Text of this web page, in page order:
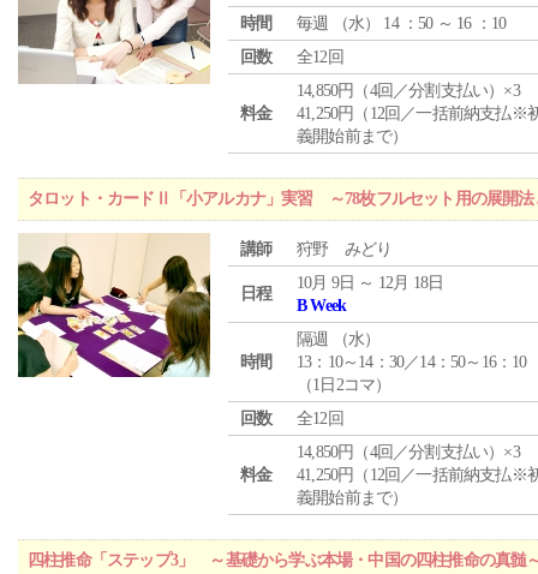
時間
毎週 （水） 14 ：50 ～ 16 ：10
回数
全12回
料金
14,850円（4回／分割支払い）×3
41,250円（12回／一括前納支払※
義開始前まで）
タロット・カードⅡ「小アルカナ」実習 ～78枚フルセット用の展開法
講師 狩野 みどり
日程
10月 9日 ～ 12月 18日
B Week
時間
隔週 （水）
13：10～14：30／14：50～16：10
（1日2コマ）
回数
全12回
料金
14,850円（4回／分割支払い）×3
41,250円（12回／一括前納支払※
義開始前まで）
四柱推命「ステップ3」 ～基礎から学ぶ本場・中国の四柱推命の真髄